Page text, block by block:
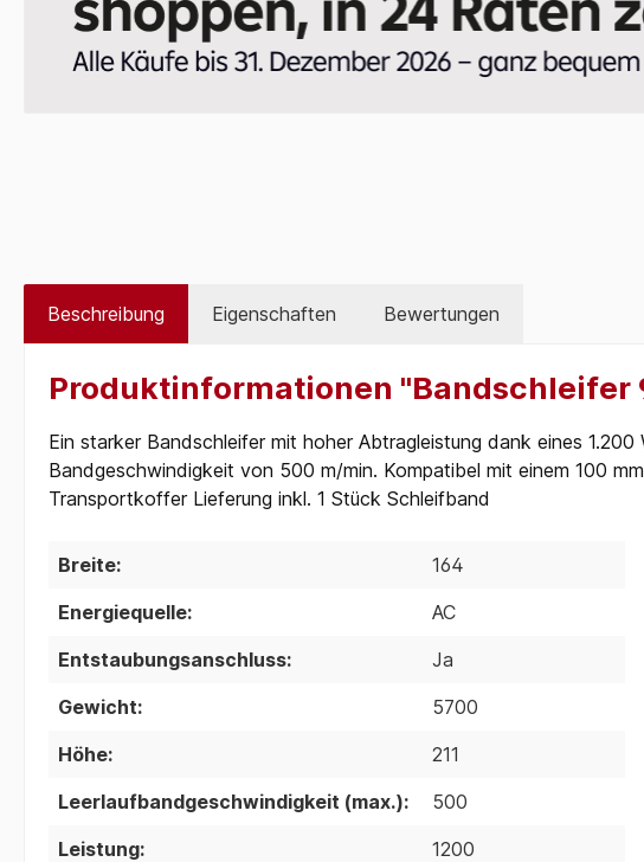
Beschreibung Eigenschaften Bewertungen
Produktinformationen "Bandschleifer
Ein starker Bandschleifer mit hoher Abtragleistung dank eines
Bandgeschwindigkeit von 500 m/min. Kompatibel mit einem 100
Transportkoffer Lieferung inkl. 1 Stück Schleifband
Breite:
164
Energiequelle:
AC
Entstaubungsanschluss:
Ja
Gewicht:
5700
Höhe:
211
Leerlaufbandgeschwindigkeit (max.):
500
Leistung:
1200